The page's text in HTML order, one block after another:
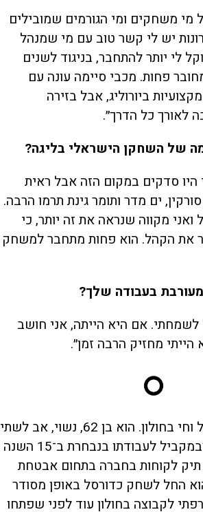
מי משחקים ומי הגורמים שמובילים
יש לי קשר טוב עם מי שמנהל
לי יותר להתחבר, בניגוד לשנים
פחות. מכבי סיימה עונה עם
ביורוליג, אבל בזירה
לאורך כל הדרך״.
של השחקן הישראלי בליגה?
היו סדקים במקום הזה אבל ראית
ים מדר ותומר גינת תרמו הרבה.
מקווה שנראה את זה יותר, כי
את הקהל. הוא פחות מתחבר למשחק
בעבודה שלך?
לשמחתי. אם היא הייתה, אני חושב
מחזיק הרבה זמן״.
מוטי דניאל נולד, גדל וחי בחולון. הוא בן 62, נשוי, אב לשתי
בנות וארבעה בנים, ובמקביל לעבודתו בנבחרת ב־15 השנה
תיק לקוחות בחברה בתחום אבטחת
החל לשחק כדורסל באופן מסודר
לקבוצה בחולון עוד לפני שפתחו